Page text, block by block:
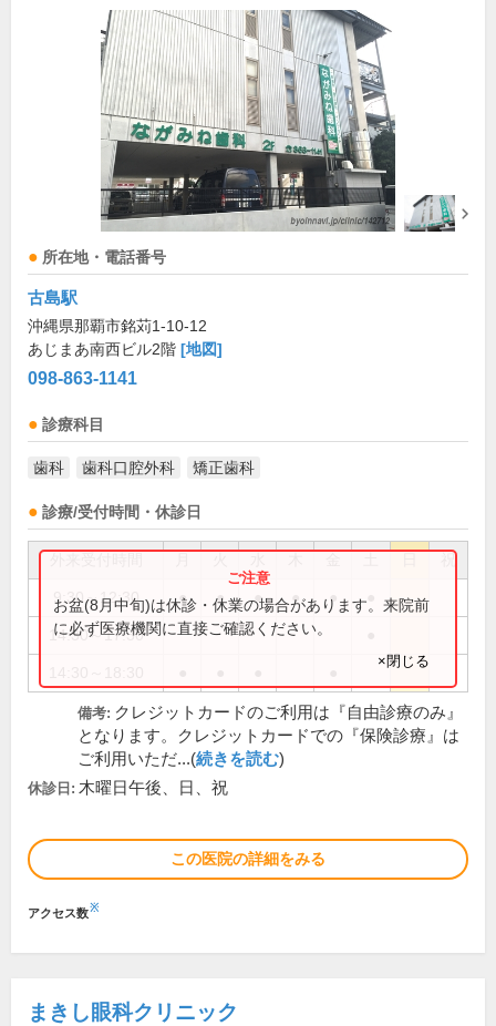
所在地・電話番号
古島駅
沖縄県那覇市銘苅1-10-12
あじまあ南西ビル2階 [地図]
098-863-1141
診療科目
歯科 歯科口腔外科 矯正歯科
診療/受付時間・休診日
祝
9:30～12:30 ● ● ● ● ●
14:30～17:30
お盆(8月中旬)は休診・休業の場合があります。来院前
に必ず医療機関に直接ご確認ください。
×閉じる
備考: クレジットカードのご利用は『自由診療のみ』
となります。クレジットカードでの『保険診療』は
ご利用いただ...(続きを読む)
休診日: 木曜日午後、日、祝
この医院の詳細をみる
アクセス数※
まきし眼科クリニック